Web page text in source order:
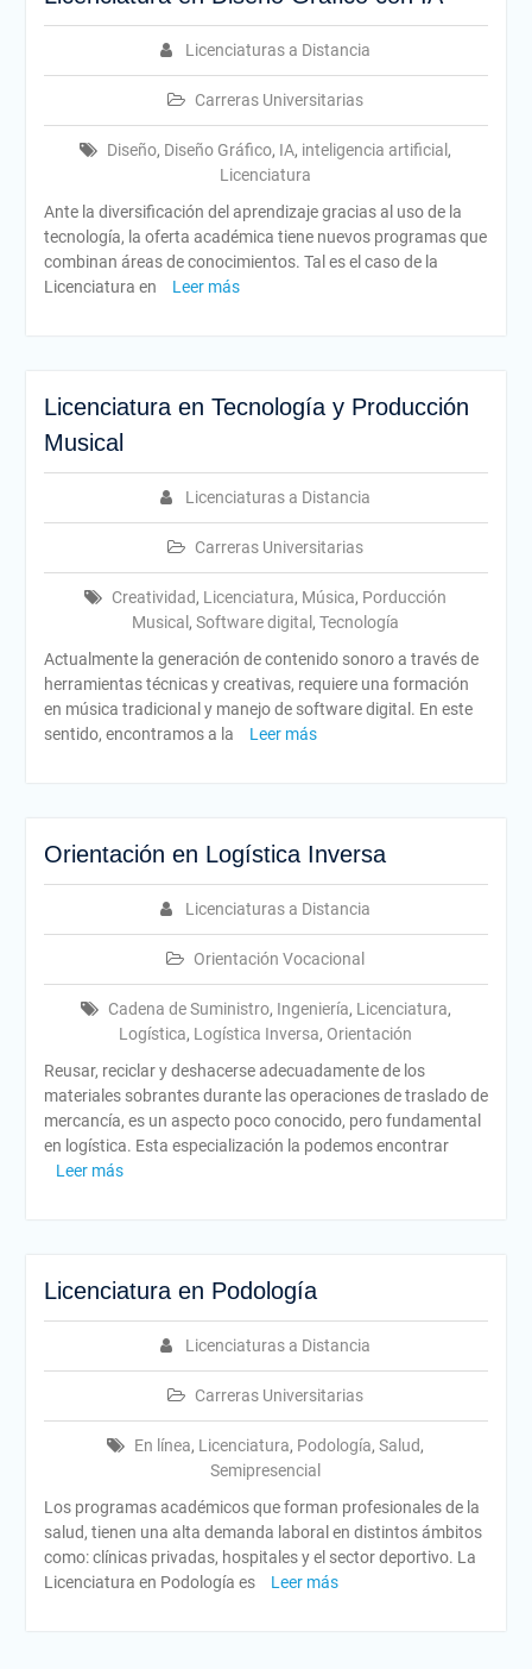
Licenciaturas a Distancia
Carreras Universitarias
Diseño, Diseño Gráfico, IA, inteligencia artificial ,
Licenciatura
Ante la diversificación del aprendizaje gracias al uso de la
tecnología, la oferta académica tiene nuevos programas que
combinan áreas de conocimientos. Tal es el caso de la
Licenciatura en
Leer más
Licenciatura en Tecnología y Producción
Musical
Licenciaturas a Distancia
Carreras Universitarias
Creatividad, Licenciatura, Música, Porducción
Musical ,Software digital ,Tecnología
Actualmente la generación de contenido sonoro a través de
herramientas técnicas y creativas, requiere una formación
en música tradicional y manejo de software digital. En este
sentido, encontramos a la
Leer más
Orientación en Logística Inversa
Licenciaturas a Distancia
Orientación Vocacional
Cadena de Suministro, Ingeniería, Licenciatura,
Logística, Logística Inversa, Orientación
Reusar, reciclar y deshacerse adecuadamente de los
materiales sobrantes durante las operaciones de traslado de
mercancía, es un aspecto poco conocido, pero fundamental
en logística. Esta especialización la podemos encontrar
Leer más
Licenciatura en Podología
Licenciaturas a Distancia
Carreras Universitarias
En línea, Licenciatura, Podología,Salud,
Semipresencial
Los programas académicos que forman profesionales de la
salud, tienen una alta demanda laboral en distintos ámbitos
como: clínicas privadas, hospitales y el sector deportivo. La
Licenciatura en Podología es
Leer más